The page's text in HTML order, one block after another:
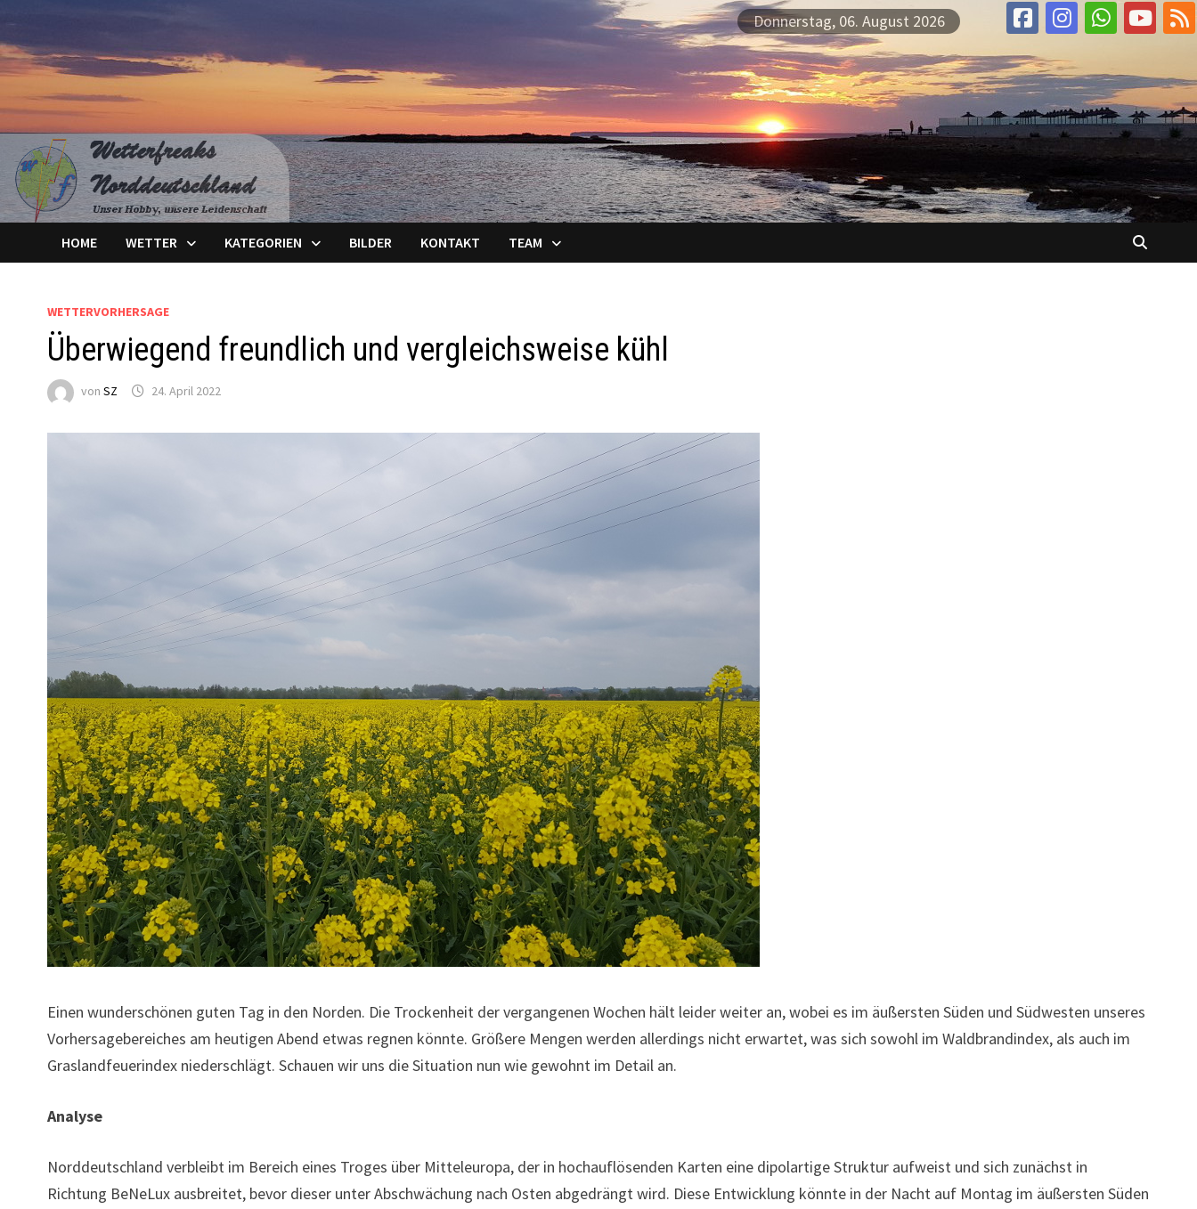
springen
Donnerstag, 06. August 2026
HOME WETTER KATEGORIEN BILDER KONTAKT TEAM
WETTERVORHERSAGE
Überwiegend freundlich und vergleichsweise kühl
vonSZ 24. April 2022
Einen wunderschönen guten Tag in den Norden. Die Trockenheit der vergangenen Wochen hält leider weiter an, wobei es im äußersten Süden und Südwesten unseres
Vorhersagebereiches am heutigen Abend etwas regnen könnte. Größere Mengen werden allerdings nicht erwartet, was sich sowohl im Waldbrandindex, als auch im
Graslandfeuerindex niederschlägt. Schauen wir uns die Situation nun wie gewohnt im Detail an.
Analyse
Norddeutschland verbleibt im Bereich eines Troges über Mitteleuropa, der in hochauflösenden Karten eine dipolartige Struktur aufweist und sich zunächst in
Richtung BeNeLux ausbreitet, bevor dieser unter Abschwächung nach Osten abgedrängt wird. Diese Entwicklung könnte in der Nacht auf Montag im äußersten Süden